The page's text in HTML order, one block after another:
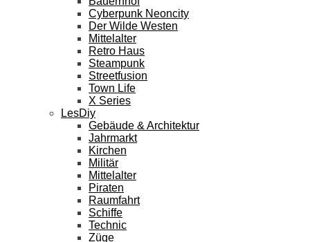
Cyberpunk Neoncity
Der Wilde Westen
Mittelalter
Retro Haus
Steampunk
Streetfusion
Town Life
X Series
LesDiy
Gebäude & Architektur
Jahrmarkt
Kirchen
Militär
Mittelalter
Piraten
Raumfahrt
Schiffe
Technic
Züge